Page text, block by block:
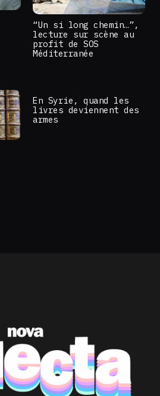
“Un si long chemin…”,
lecture sur scène au
profit de SOS
Méditerranée
En Syrie, quand les
livres deviennent des
armes